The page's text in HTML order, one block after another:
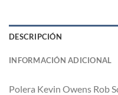
DESCRIPCIÓN
INFORMACIÓN ADICIONAL
Polera Kevin Owens Rob